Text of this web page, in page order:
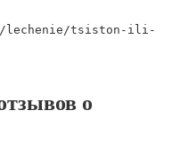
lechenie/tsiston-ili-
о